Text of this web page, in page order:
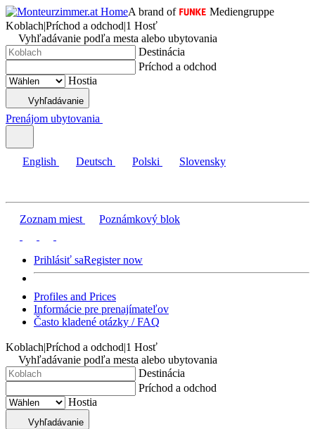
A brand of
Mediengruppe
Koblach|Príchod a odchod|1 Hosť
Vyhľadávanie podľa mesta alebo ubytovania
Destinácia
Príchod a odchod
Hostia
Vyhľadávanie
Prenájom ubytovania
English Deutsch Polski Slovensky
Zoznam miest Poznámkový blok
Prihlásiť saRegister now
Profiles and Prices
Informácie pre prenajímateľov
Často kladené otázky / FAQ
Koblach|Príchod a odchod|1 Hosť
Vyhľadávanie podľa mesta alebo ubytovania
Destinácia
Príchod a odchod
Hostia
Vyhľadávanie